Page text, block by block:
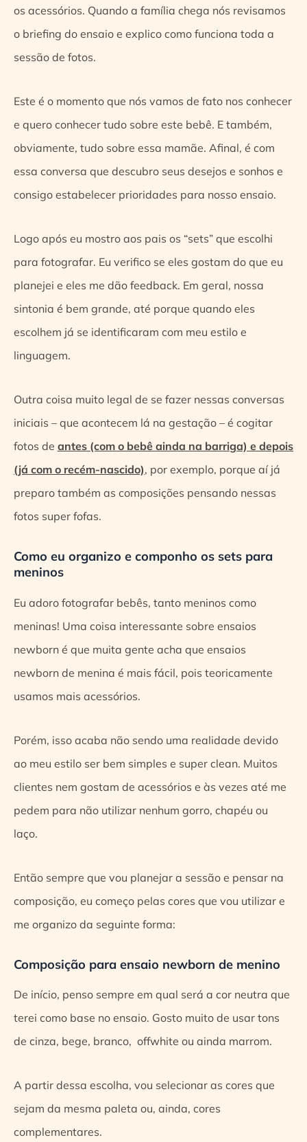
os acessórios. Quando a família chega nós revisamos
o briefing do ensaio e explico como funciona toda a
sessão de fotos.
Este é o momento que nós vamos de fato nos conhecer
e quero conhecer tudo sobre este bebê. E também,
obviamente, tudo sobre essa mamãe. Afinal, é com
essa conversa que descubro seus desejos e sonhos e
consigo estabelecer prioridades para nosso ensaio.
Logo após eu mostro aos pais os “sets” que escolhi
para fotografar. Eu verifico se eles gostam do que eu
planejei e eles me dão feedback. Em geral, nossa
sintonia é bem grande, até porque quando eles
escolhem já se identificaram com meu estilo e
linguagem.
Outra coisa muito legal de se fazer nessas conversas
iniciais – que acontecem lá na gestação – é cogitar
fotos de antes (com o bebê ainda na barriga) e depois
(já com o recém-nascido), por exemplo, porque aí já
preparo também as composições pensando nessas
fotos super fofas.
Como eu organizo e componho os sets para
meninos
Eu adoro fotografar bebês, tanto meninos como
meninas! Uma coisa interessante sobre ensaios
newborn é que muita gente acha que ensaios
newborn de menina é mais fácil, pois teoricamente
usamos mais acessórios.
Porém, isso acaba não sendo uma realidade devido
ao meu estilo ser bem simples e super clean. Muitos
clientes nem gostam de acessórios e às vezes até me
pedem para não utilizar nenhum gorro, chapéu ou
laço.
Então sempre que vou planejar a sessão e pensar na
composição, eu começo pelas cores que vou utilizar e
me organizo da seguinte forma:
Composição para ensaio newborn de menino
De início, penso sempre em qual será a cor neutra que
terei como base no ensaio. Gosto muito de usar tons
de cinza, bege, branco, offwhite ou ainda marrom.
A partir dessa escolha, vou selecionar as cores que
sejam da mesma paleta ou, ainda, cores
complementares.